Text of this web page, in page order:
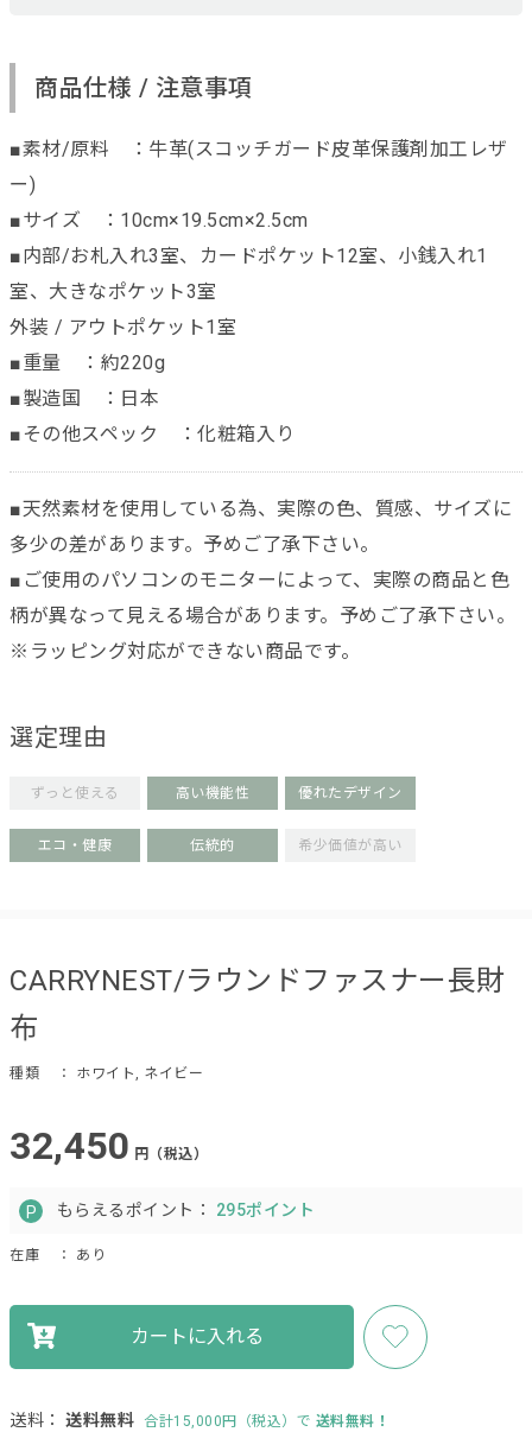
商品仕様 / 注意事項
■素材/原料 ：牛革(スコッチガード皮革保護剤加工レザ
ー)
■サイズ ：10cm×19.5cm×2.5cm
■内部/お札入れ3室、カードポケット12室、小銭入れ1
室、大きなポケット3室
外装 / アウトポケット1室
■重量 ：約220g
■製造国 ：日本
■その他スペック ：化粧箱入り
■天然素材を使用している為、実際の色、質感、サイズに
多少の差があります。予めご了承下さい。
■ご使用のパソコンのモニターによって、実際の商品と色
柄が異なって見える場合があります。予めご了承下さい。
※ラッピング対応ができない商品です。
選定理由
ずっと使える 高い機能性 優れたデザイン
エコ・健康 伝統的 希少価値が高い
CARRYNEST/ラウンドファスナー長財
布
種類 ： ホワイト, ネイビー
32,450 円（税込）
もらえるポイント： 295ポイント
在庫 ： あり
カートに入れる
送料： 送料無料 合計15,000円（税込）で 送料無料！